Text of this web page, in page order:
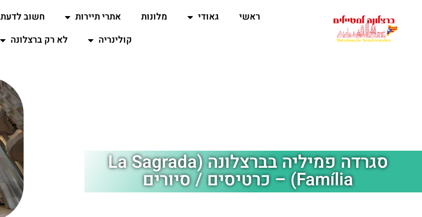
ראשי גאודי מלונות אתרי תיירות חשוב לדעת
קולינריה
לא רק ברצלונה
סגרדה פמיליה בברצלונה (La Sagrada
Família) – כרטיסים / סיורים